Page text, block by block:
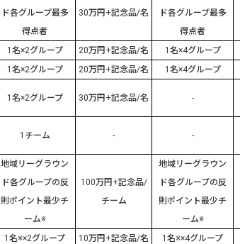
ド各グループ最多
得点者
30万円 +記念品/名
ド各グループ最多
得点者
1 名×2グループ 20万円 +記念品/名 1 名×4グループ
1 名×2グループ 20万円 +記念品/名 1 名×4グループ
1 名×2グループ 30万円 +記念品/名 -
1 チーム - -
地域リーグラウン
ド各グループの反
則ポイント最少チ
ーム※
100万円 +記念品/
チーム
地域リーグラウン
ド各グループの反
則ポイント最少チ
ーム※
1 名※×2グループ 10万円 +記念品/名 1 名※×4グループ